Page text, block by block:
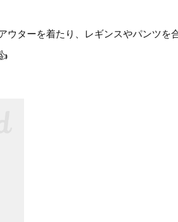
ウターを着たり、レギンスやパンツを